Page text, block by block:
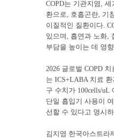
COPD는 기관지염,
환으로, 호흡곤란, 기
이질적인 질환이다.
있으며, 흡연과 노화,
부담을 높이는 데 영
2026 글로벌 COPD
는 ICS+LABA 치료
구 수치가 100cells/
단일 흡입기 사용이
선할 수 있다고 명시
김지영 한국아스트라